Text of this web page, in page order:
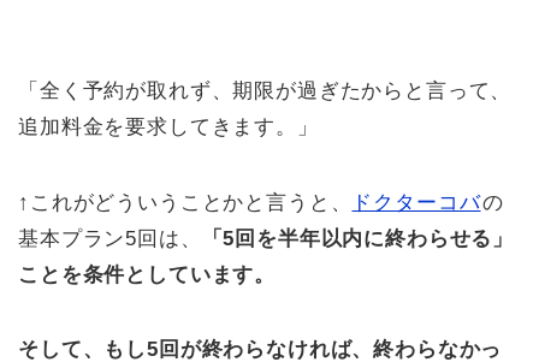
「全く予約が取れず、期限が過ぎたからと言って、
追加料金を要求してきます。」
↑これがどういうことかと言うと、 ドクターコバの
基本プラン5回は、
「5回を半年以内に終わらせる」
ことを条件としています。
そして、もし5回が終わらなければ、終わらなかっ